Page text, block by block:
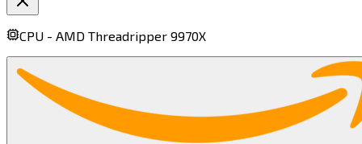
CPU - AMD Threadripper 9970X​​​​‌ ‍ ​‍​‍‌‍ ‌ ​‍‌‍‍‌‌‍‌ ‌‍‍‌‌‍ ‍​‍​‍​ ‍‍​‍​‍‌ ​ ‌‍​‌‌‍ ‍‌‍‍‌‌ ‌​‌ ‍‌​‍ ‍‌‍‍‌‌‍ ​‍​‍​‍ ​​‍​‍‌‍‍​‌ ​‍‌‍‌‌‌‍‌‍​‍​‍​ ‍‍​‍​‍​‍ ‌‍​‌‌‍‌​‌‍ ‌‌‍‍‌‌‍ ‍​‍ ‌‍‍‌‌‍ ‍‌ ‌​‌‍‌‌‌‍ ‍‌ ‌​​‍ ‌‍‌‌‌‍‌​‌‍‍‌‌ ‌​​‍ ‌‍ ‌‌‍ ‌‍‌​‌‍‌‌​ ‌‌ ​​‌ ​‍‌‍‌‌‌ ​ ‌‍‌‌‌‍ ‍‌ ‌​‌‍​‌‌ ‌​‌‍‍‌‌‍ ‌‍ ‍​ ‍ ‌‍‍‌‌‍‌​​ ‌‌‍‌‌​ ‌ ​ ‍‌​ ​​​ ‌ ​ ‌ ​ ‌‌​ ​‌​‍ ‌​ ​‍​ ​‌‌‍‌‌‌‍​‌​‍ ‌​ ‌​‌‍‌‍​ ​​​ ​ ​‍ ‌​ ‍​‌‍​‌​ ‌ ​ ‌ ​‍ ‌​ ​​​ ​‌​ ‌‌​ ‍​‌‍‌‍​ ‍​​ ‍​​ ‍‌​ ‍​​ ‍​​ ​​‌‍​ ​ ‍ ‌ ‌​‌ ‍‌‌ ​​‌‍‌‌​ ‌‌‍​ ‌ ​​‌ ‌‌​ ‍ ‌ ​​‌‍​‌‌ ‌​‌‍‍​​ ‌‌‍ ‍‌‍​‌‌‍ ‌‌‍‌‌​ ‌‍​‍‌‍​‌‌ ​ ‌‍‌‌‌‌‌‌‌ ​‍‌‍ ​​ ‌​‍‌‌​ ​‍‌​‌‍‌‍​‌‌‍‌​‌‍ ‌‌‍‍‌‌‍ ‍​‍‌‍‌‍‍‌‌‍‌​​ ‌‌‍‌‌​ ‌ ​ ‍‌​ ​​​ ‌ ​ ‌ ​ ‌‌​ ​‌​‍ ‌​ ​‍​ ​‌‌‍‌‌‌‍​‌​‍ ‌​ ‌​‌‍‌‍​ ​​​ ​ ​‍ ‌​ ‍​‌‍​‌​ ‌ ​ ‌ ​‍ ‌​ ​​​ ​‌​ ‌‌​ ‍​‌‍‌‍​ ‍​​ ‍​​ ‍‌​ ‍​​ ‍​​ ​​‌‍​ ​‍‌‍‌ ‌​‌ ‍‌‌ ​​‌‍‌‌​ ‌‌‍​ ‌ ​​‌ ‌‌​‍‌‍‌ ​​‌‍​‌‌ ‌​‌‍‍​​ ‌‌‍ ‍‌‍​‌‌‍ ‌‌‍‌‌​‍‌‍‌ ​​‌‍‌‌‌ ​‍‌ ​ ‌ ​​‌‍‌‌‌‍​ ‌ ‌​‌‍‍‌‌ ‌‍‌‍‌‌​ ‌‌ ​​‌ ‌‌‌‍​‍‌‍ ​‌‍‍‌‌ ​ ‌‍‍​‌‍‌‌‌‍‌​​‍​‍‌ ‌